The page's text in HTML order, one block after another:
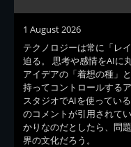
1 August 2026
テクノロジーは常に「レ
迫る。 思考や感情をAIに
アイデアの「着想の種」
持ってコントロールする
スタジオでAIを使ってい
のコメントが引用されて
かりなのだとしたら、問
界の文化だろう。